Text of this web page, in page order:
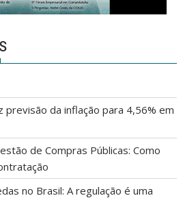
previsão da inflação para 4,56% em
de Compras Públicas: Como
no Brasil: A regulação é uma